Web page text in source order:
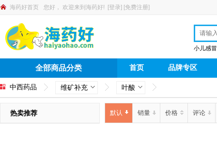
海药好首页 您好， 欢迎来到海药好! [登录] [免费注册]
小儿感冒
全部商品分类 首页 品牌专区
中西药品 维矿补充 叶酸
热卖推荐 默认 销量 价格 评论